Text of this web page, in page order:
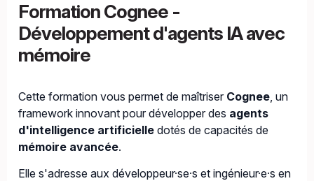
Formation Cognee -
Développement d'agents IA avec
mémoire
Cette formation vous permet de maîtriser Cognee, un
framework innovant pour développer des agents
d'intelligence artificielle dotés de capacités de
mémoire avancée.
Elle s'adresse aux développeur·se·s et ingénieur·e·s en